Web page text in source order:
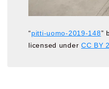
“pitti-uomo-2019-148”
licensed under CC BY